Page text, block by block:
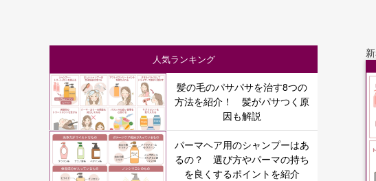
人気ランキング
髪の毛のパサパサを治す8つの
方法を紹介！ 髪がパサつく原
因も解説
パーマヘア用のシャンプーはあ
るの？ 選び方やパーマの持ち
を良くするポイントを紹介